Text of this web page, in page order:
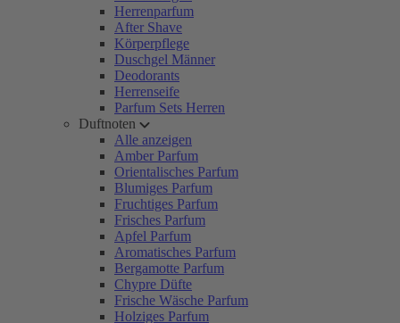
Herrenparfum
After Shave
Körperpflege
Duschgel Männer
Deodorants
Herrenseife
Parfum Sets Herren
Duftnoten
Alle anzeigen
Amber Parfum
Orientalisches Parfum
Blumiges Parfum
Fruchtiges Parfum
Frisches Parfum
Apfel Parfum
Aromatisches Parfum
Bergamotte Parfum
Chypre Düfte
Frische Wäsche Parfum
Holziges Parfum